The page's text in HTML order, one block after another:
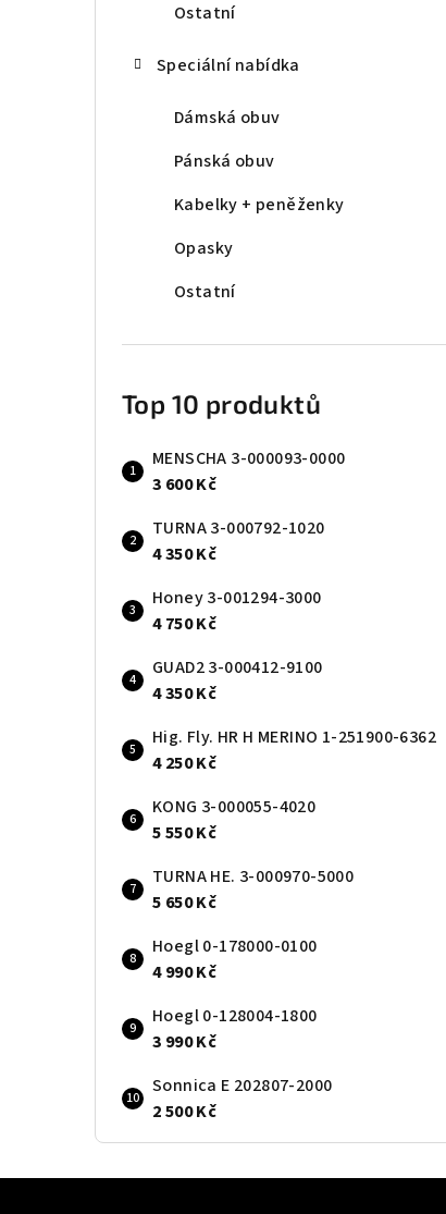
Ostatní
Speciální nabídka
Dámská obuv
Pánská obuv
Kabelky + peněženky
Opasky
Ostatní
Top 10 produktů
MENSCHA 3-000093-0000
3 600 Kč
TURNA 3-000792-1020
4 350 Kč
Honey 3-001294-3000
4 750 Kč
GUAD2 3-000412-9100
4 350 Kč
Hig. Fly. HR H MERINO 1-251900-6362
4 250 Kč
KONG 3-000055-4020
5 550 Kč
TURNA HE. 3-000970-5000
5 650 Kč
Hoegl 0-178000-0100
4 990 Kč
Hoegl 0-128004-1800
3 990 Kč
Sonnica E 202807-2000
2 500 Kč